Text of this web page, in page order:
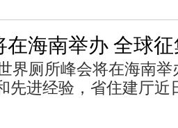
在海南举办 全球
界厕所峰会将在海南
先进经验，省住建厅近